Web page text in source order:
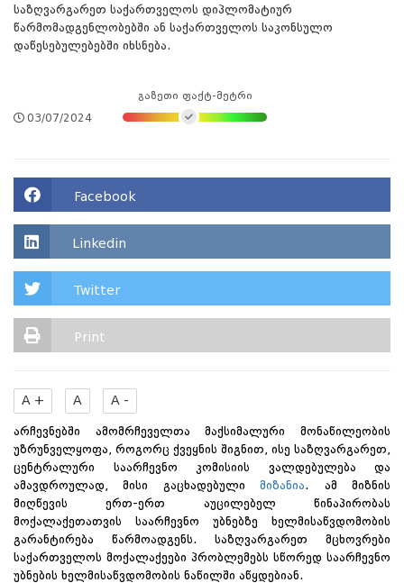
საზღვარგარეთ საქართველოს დიპლომატიურ
წარმომადგენლობებში ან საქართველოს საკონსულო
დაწესებულებებში იხსნება.
03/07/2024
გაზეთი ფაქტ-მეტრი
Facebook
Linkedin
Twitter
Print
A + A A -
არჩევნებში ამომრჩეველთა მაქსიმალური მონაწილეობის
უზრუნველყოფა, როგორც ქვეყნის შიგნით, ისე საზღვარგარეთ,
ცენტრალური საარჩევნო კომისიის ვალდებულება და
ამავდროულად, მისი გაცხადებულიმიზანია. ამ მიზნის
მიღწევის ერთ-ერთ აუცილებელ წინაპირობას
მოქალაქეთათვის საარჩევნო უბნებზე ხელმისაწვდომობის
გარანტირება წარმოადგენს. საზღვარგარეთ მცხოვრები
საქართველოს მოქალაქეები პრობლემებს სწორედ საარჩევნო
უბნების ხელმისაწვდომობის ნაწილში აწყდებიან.